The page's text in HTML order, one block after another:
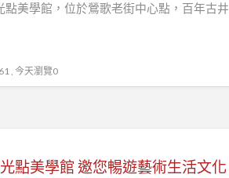
點美學館，位於鶯歌老街中心點，百年古
, 今天瀏覽0
點美學館 邀您暢遊藝術生活文化